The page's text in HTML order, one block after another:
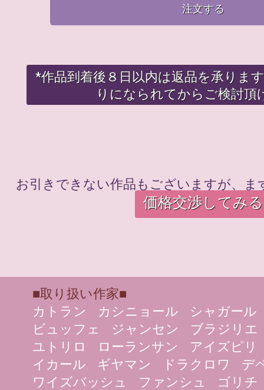
注文する
*作品到着後８日以内は返品を承りま
りになられてからご検討頂
お引きできない作品もございますが、
価格交渉してみる
■取り扱い作家■
カトラン
カシニョール
シャガール
ビュッフェ
ジャンセン
ブラジリエ
ユトリロ
ローランサン
アイズピリ
イカール
ギヤマン ドラクロワ
デ
ワイズバッシュ
ファンシュ
ゴリチ